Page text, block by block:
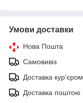
Умови доставки
Нова Пошта
Самовивіз
Доставка кур'єром
Доставка поштою